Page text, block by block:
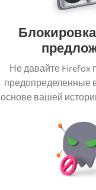
Не давайте Firefox
предопределенные
основе вашей